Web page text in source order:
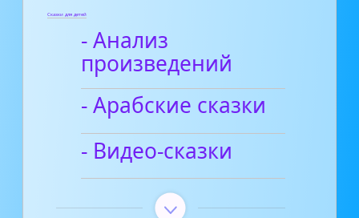
Сказки для детей
- Анализ
произведений
- Арабские сказки
- Видео-сказки